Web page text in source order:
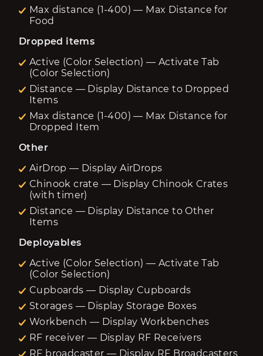
Max distance (1-400) — Max Distance for
Food
Dropped items
Active (Color Selection) — Activate Tab
(Color Selection)
Distance — Display Distance to Dropped
Items
Max distance (1-400) — Max Distance for
Dropped Item
Other
AirDrop — Display AirDrops
Chinook crate — Display Chinook Crates
(with timer)
Distance — Display Distance to Other
Items
Deployables
Active (Color Selection) — Activate Tab
(Color Selection)
Cupboards — Display Cupboards
Storages — Display Storage Boxes
Workbench — Display Workbenches
RF receiver — Display RF Receivers
RF broadcaster — Display RF Broadcasters